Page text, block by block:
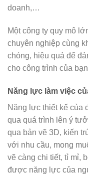
doanh,…
Một công ty quy mô
chuyên nghiệp cùng
chóng, hiệu quả để
cho công trình của
Năng lực làm việc
Năng lực thiết kế của
qua quá trình lên ý
qua bản vẽ 3D, kiến
với nhu cầu, mong
vẽ càng chi tiết, tỉ mỉ,
được năng lực của